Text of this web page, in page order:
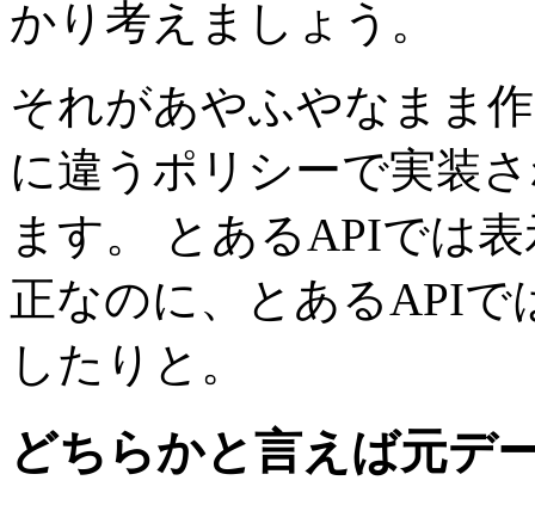
かり考えましょう。
それがあやふやなまま
に違うポリシーで実装
ます。 とあるAPIでは
正なのに、とあるAPIで
したりと。
どちらかと言えば元デ